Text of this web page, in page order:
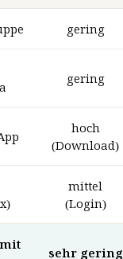
gering
gering
hoch
(Download)
mittel
(Login)
sehr gering